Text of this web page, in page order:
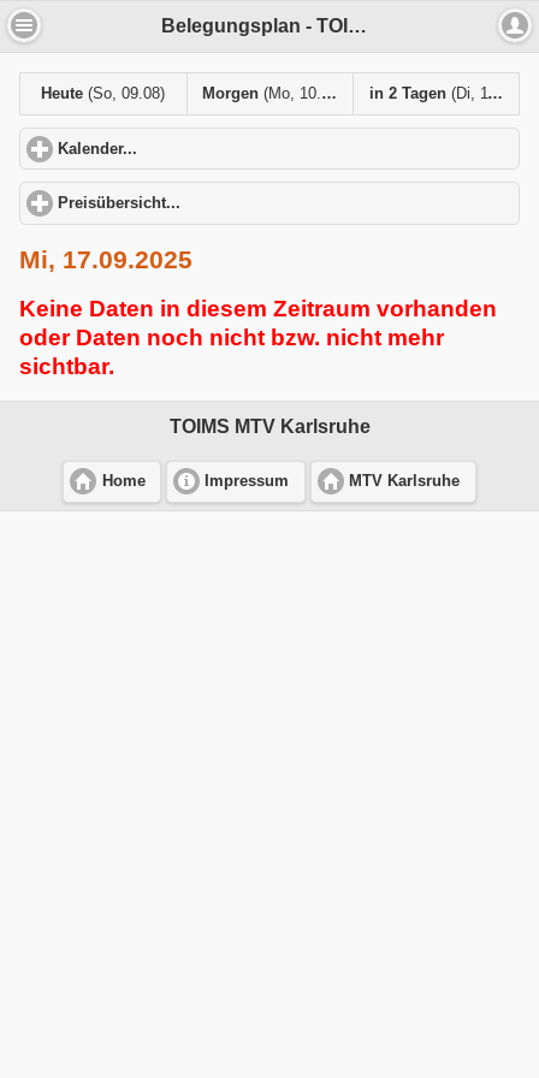
Belegungsplan - TOIMS MTV Karlsruhe
Heute(So, 09.08) Morgen(Mo, 10.08) in 2 Tagen (Di, 11.08)
Kalender...
Preisübersicht...
Mi, 17.09.2025
Keine Daten in diesem Zeitraum vorhanden
oder Daten noch nicht bzw. nicht mehr
sichtbar.
TOIMS MTV Karlsruhe
Home Impressum MTV Karlsruhe